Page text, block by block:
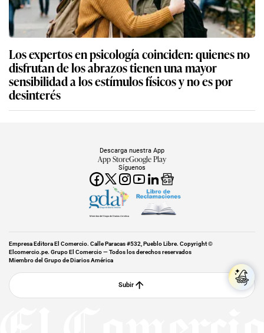
Los expertos en psicología coinciden: quienes no
disfrutan de los abrazos tienen una mayor
sensibilidad a los estímulos físicos y no es por
desinterés
Síguenos
Descarga nuestra App
App StoreGoogle Play
Miembro del Grupo de Diarios América
Empresa Editora El Comercio. Calle Paracas #532, Pueblo Libre. Copyright ©
Elcomercio.pe. Grupo El Comercio — Todos los derechos reservados
Miembro del Grupo de Diarios América
Subir